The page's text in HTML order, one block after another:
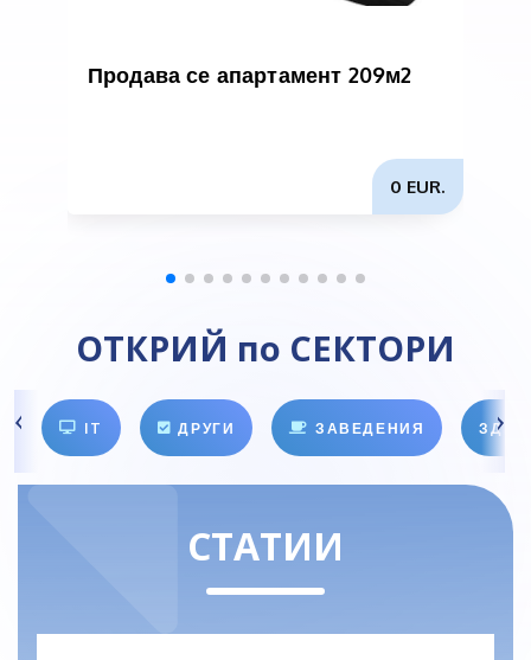
Продава се апартамент 209м2
0 EUR.
ОТКРИЙ по СЕКТОРИ
IT ДРУГИ ЗАВЕДЕНИЯ
СТАТИИ